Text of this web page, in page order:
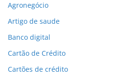
Agronegócio
Artigo de saude
Banco digital
Cartão de Crédito
Cartões de crédito